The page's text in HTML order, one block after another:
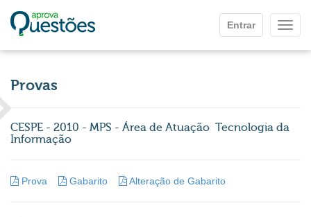
Entrar
Provas
CESPE - 2010 - MPS - Área de Atuação  Tecnologia da
Informação
Prova Gabarito Alteração de Gabarito